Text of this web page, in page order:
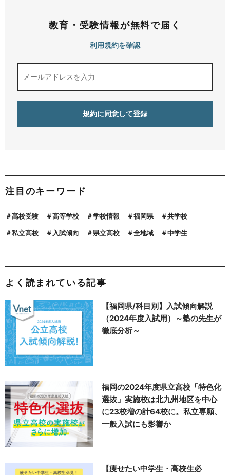
教育・受験情報が無料で届く
利用規約を確認
注目のキーワード
高校受験 高等学校 学校情報 福岡県 共学校
私立高校 入試傾向 県立高校 全地域 中学生
よく読まれている記事
【福岡県/科目別】入試傾向解説
（2024年度入試用）～塾の先生が
徹底分析～
福岡の2024年度県立高校「特色化
選抜」実施校は北九州地区を中心
に23校増の計64校に。私立専願、
一般入試にも影響か
【痩せたい中学生・高校生必